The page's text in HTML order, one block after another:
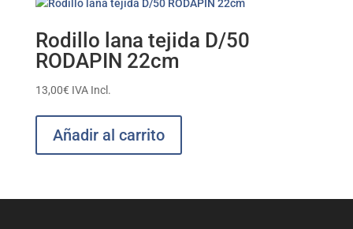
Rodillo lana tejida D/50
RODAPIN 22cm
13,00€ IVA Incl.
Añadir al carrito